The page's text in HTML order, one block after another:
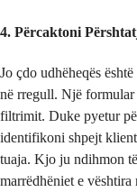
4. Përcaktoni
Jo çdo udhëheqës
në rregull. Një
filtrimit. Duke pyetur
identifikoni shpejt
tuaja. Kjo ju ndihmon
marrëdhëniet e